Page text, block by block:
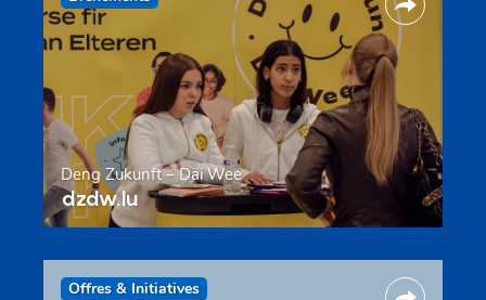
Deng Zukunft – Däi Wee
dzdw.lu
Offres & Initiatives